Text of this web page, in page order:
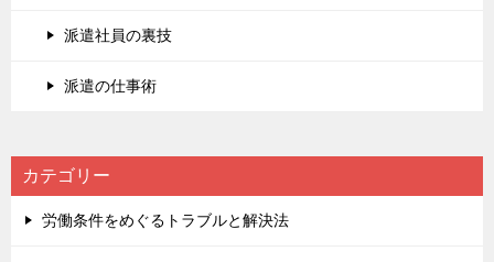
派遣社員の裏技
派遣の仕事術
カテゴリー
労働条件をめぐるトラブルと解決法